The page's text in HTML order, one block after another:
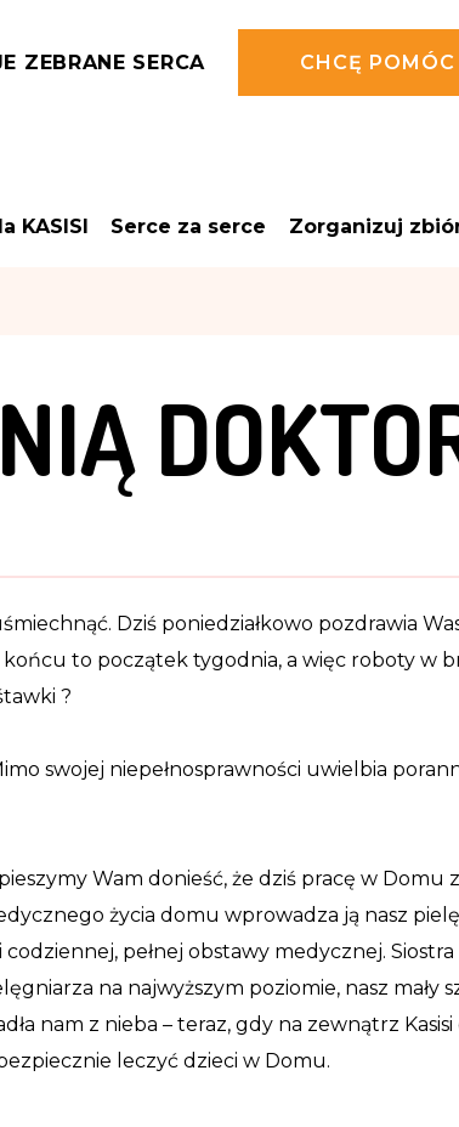
ZEBRANE SERCA CHCĘ POMÓC
KASISI Serce za serce Zorganizuj
Dziś poniedziałkowo pozdrawia
to początek tygodnia, a więc roboty w
?
swojej niepełnosprawności uwielbia
Wam donieść, że dziś pracę w Domu
życia domu wprowadza ją nasz
codziennej, pełnej obstawy medycznej.
na najwyższym poziomie, nasz mały
nam z nieba – teraz, gdy na zewnątrz
bezpiecznie leczyć dzieci